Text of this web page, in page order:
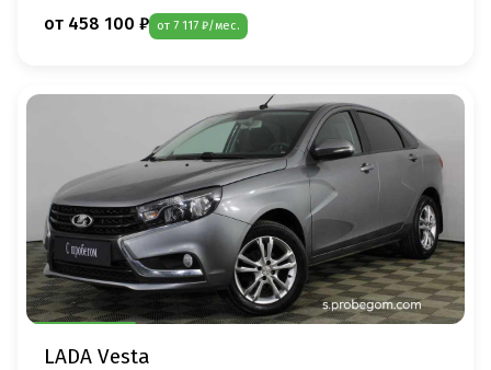
от 458 100 ₽ от 7 117 ₽/мес.
LADA Vesta